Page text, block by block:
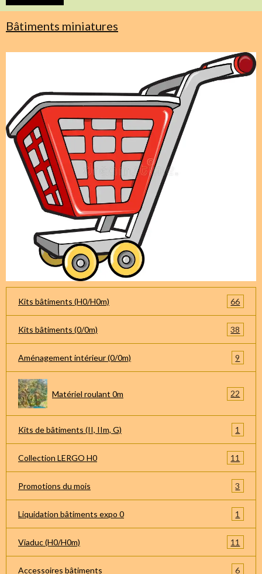
Bâtiments miniatures
Kits bâtiments (H0/H0m) 66
Kits bâtiments (0/0m) 38
Aménagement intérieur (0/0m) 9
Matériel roulant 0m 22
Kits de bâtiments (II, IIm, G) 1
Collection LERGO H0 11
Promotions du mois 3
Liquidation bâtiments expo 0 1
Viaduc (H0/H0m) 11
Accessoires bâtiments 6